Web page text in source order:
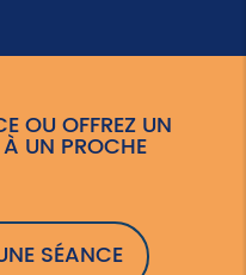
OU OFFREZ UN
UN PROCHE
SÉANCE